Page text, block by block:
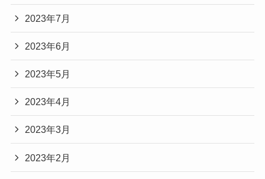
2023年7月
2023年6月
2023年5月
2023年4月
2023年3月
2023年2月